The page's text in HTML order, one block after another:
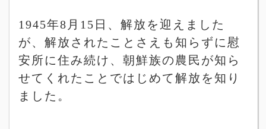
1945年8 月 15 日、解放を迎えました
が、解放されたことさえも知らずに慰
安所に住み続け、朝鮮族の農民が知ら
せてくれたことではじめて解放を知り
ました。